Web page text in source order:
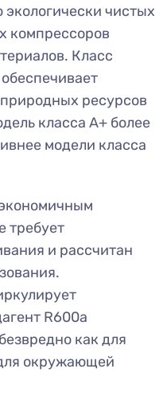
чистых
компрессоров
Класс
ресурсов
класса А+ более
модели класса
требует
и рассчитан
R600a
как для
окружающей